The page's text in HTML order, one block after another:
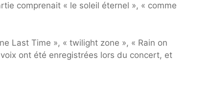
comprenait « le soleil éternel », « comme
Last Time », « twilight zone », « Rain on
ont été enregistrées lors du concert, et